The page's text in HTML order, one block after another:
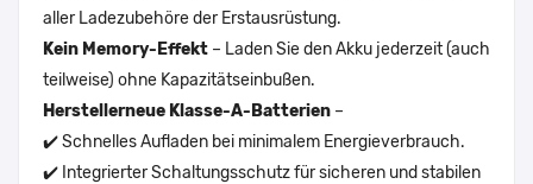
aller Ladezubehöre der Erstausrüstung.
Kein Memory-Effekt – Laden Sie den Akku jederzeit (auch
teilweise) ohne Kapazitätseinbußen.
Herstellerneue Klasse-A-Batterien –
✔️ Schnelles Aufladen bei minimalem Energieverbrauch.
✔️ Integrierter Schaltungsschutz für sicheren und stabilen